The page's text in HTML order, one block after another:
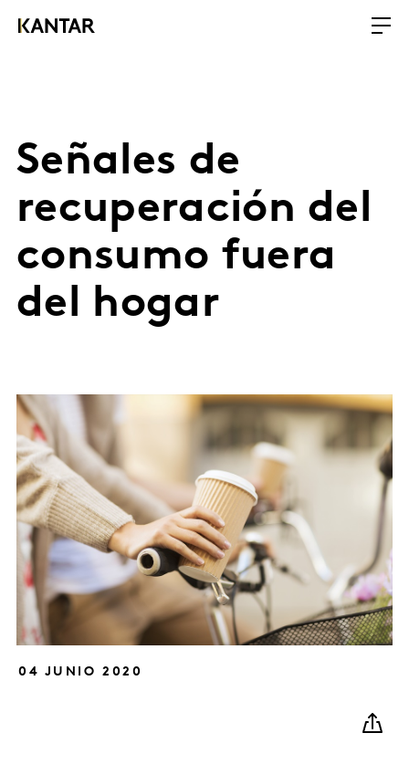
Señales de
recuperación del
consumo fuera
del hogar
04 JUNIO 2020